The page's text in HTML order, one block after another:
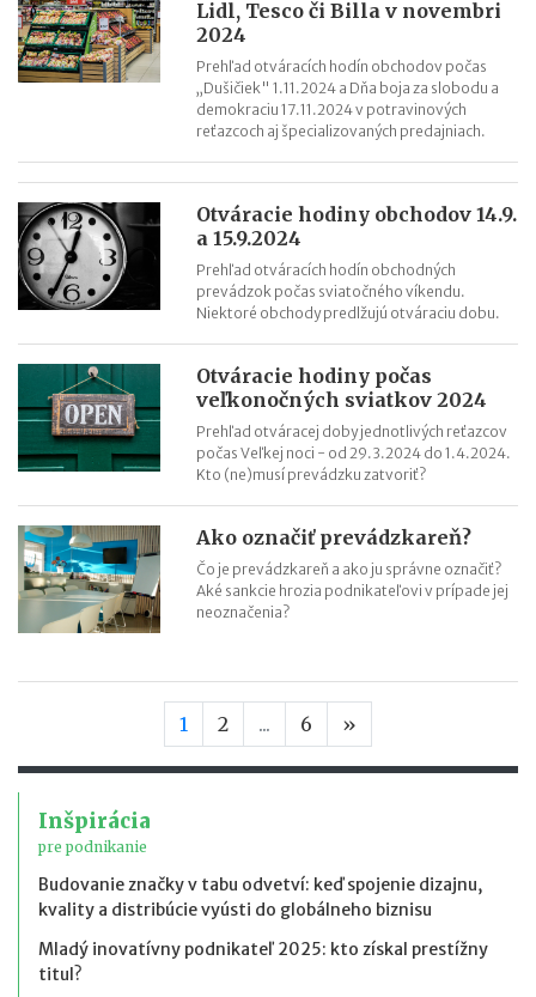
Lidl, Tesco či Billa v novembri
2024
Prehľad otváracích hodín obchodov počas
„Dušičiek" 1.11.2024 a Dňa boja za slobodu a
demokraciu 17.11.2024 v potravinových
reťazcoch aj špecializovaných predajniach.
Otváracie hodiny obchodov 14.9.
a 15.9.2024
Prehľad otváracích hodín obchodných
prevádzok počas sviatočného víkendu.
Niektoré obchody predlžujú otváraciu dobu.
Otváracie hodiny počas
veľkonočných sviatkov 2024
Prehľad otváracej doby jednotlivých reťazcov
počas Veľkej noci - od 29.3.2024 do 1.4.2024.
Kto (ne)musí prevádzku zatvoriť?
Ako označiť prevádzkareň?
Čo je prevádzkareň a ako ju správne označiť?
Aké sankcie hrozia podnikateľovi v prípade jej
neoznačenia?
1 2 ... 6 »
Inšpirácia
pre podnikanie
Budovanie značky v tabu odvetví: keď spojenie dizajnu,
kvality a distribúcie vyústi do globálneho biznisu
Mladý inovatívny podnikateľ 2025: kto získal prestížny
titul?